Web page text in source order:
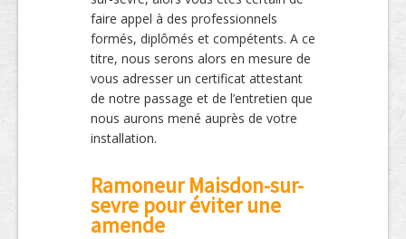
faire appel à des professionnels
formés, diplômés et compétents. A ce
titre, nous serons alors en mesure de
vous adresser un certificat attestant
de notre passage et de l’entretien que
nous aurons mené auprès de votre
installation.
Ramoneur Maisdon-sur-
sevre pour éviter une
amende